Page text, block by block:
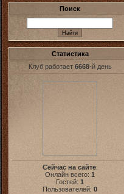
Поиск
Статистика
Клуб работает 6668-й день
Сейчас на сайте:
Онлайн всего: 1
Гостей: 1
Пользователей: 0